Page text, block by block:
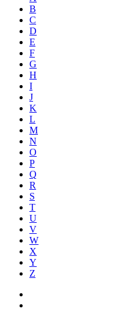
B
C
D
E
F
G
H
I
J
K
L
M
N
O
P
Q
R
S
T
U
V
W
X
Y
Z